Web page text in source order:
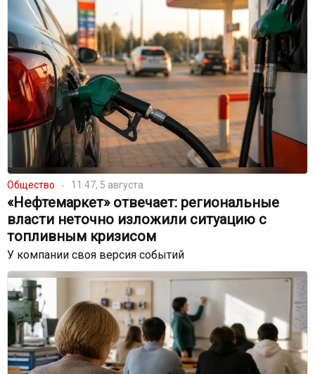
Общество 11:47, 5 августа
«Нефтемаркет» отвечает: региональные
власти неточно изложили ситуацию с
топливным кризисом
У компании своя версия событий